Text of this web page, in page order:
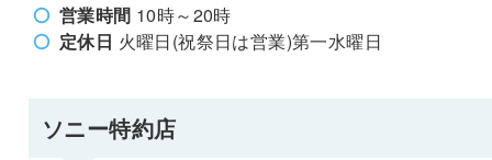
営業時間 10時～20時
定休日 火曜日(祝祭日は営業)第一水曜日
ソニー特約店